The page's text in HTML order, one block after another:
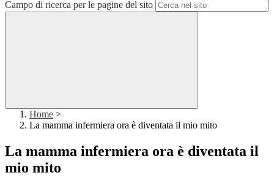
Campo di ricerca per le pagine del sito
Home >
La mamma infermiera ora è diventata il mio mito
La mamma infermiera ora è diventata il
mio mito